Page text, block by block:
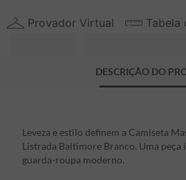
Provador Virtual Tabela
DESCRIÇÃO DO
Leveza e estilo definem a Camiseta
Listrada Baltimore Branco. Uma peça
guarda-roupa moderno.